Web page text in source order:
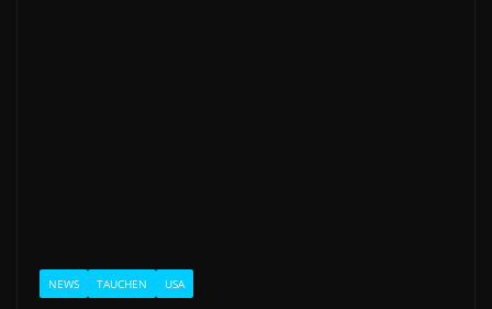
NEWS TAUCHEN USA